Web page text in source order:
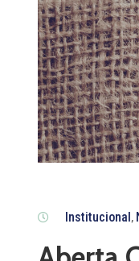
Institucional‚